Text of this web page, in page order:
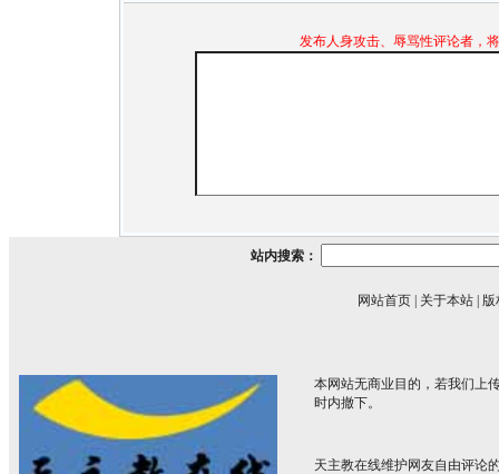
发布人身攻击、辱骂性评论者，
站内搜索：
网站首页 关于本站 版
本网站无商业目的，若我们上
时内撤下。
天主教在线维护网友自由评论